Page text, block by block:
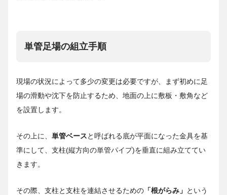
単管足場の組立手順
現場の状況によって多少の変更は必要ですが、まず初めに足
場の滑動や沈下を防止するため、地面の上に敷板・敷角など
を設置します。
その上に、 単管ベースと呼ばれる底が平面になった金具を基
準にして、支柱(縦方向の単管パイプ)を垂直に組み立ててい
きます。
その際、支柱と支柱を連結させるための 「根がらみ」 という